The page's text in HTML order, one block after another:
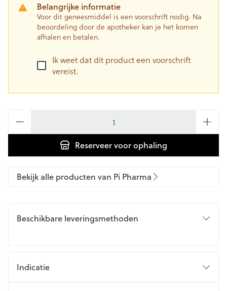
Belangrijke informatie
Voor dit geneesmiddel is een voorschrift nodig. Na
beoordeling door de apotheker kan je het komen
afhalen en betalen.
Ik weet dat dit product een voorschrift
vereist.
Reserveervoor ophaling
Bekijk alle producten van Pi Pharma
Beschikbare leveringsmethoden
Indicatie